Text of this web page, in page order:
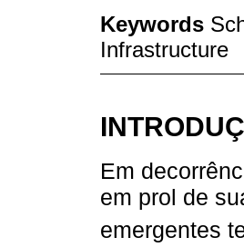
Keywords
Infrastructure
Em
em prol de
emergentes